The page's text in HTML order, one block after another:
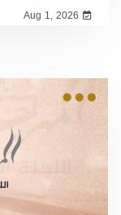
Aug 1, 2026